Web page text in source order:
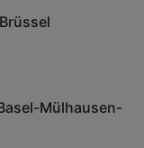
Mülhausen-